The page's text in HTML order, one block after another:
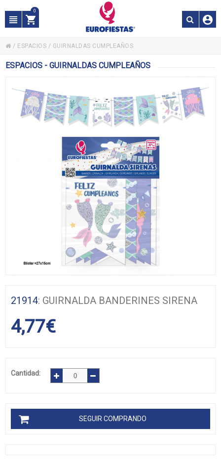
0
/ ESPACIOS / GUIRNALDAS CUMPLEAÑOS
ESPACIOS - GUIRNALDAS CUMPLEAÑOS
21914: GUIRNALDA BANDERINES SIRENA
4,77€
Cantidad:
SEGUIR COMPRANDO